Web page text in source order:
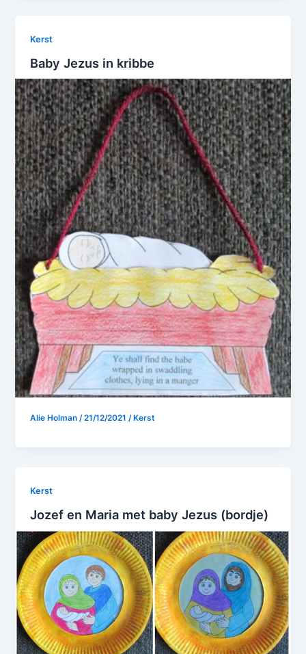
Kerst
Baby Jezus in kribbe
Alie Holman/21/12/2021/ Kerst
Kerst
Jozef en Maria met baby Jezus (bordje)